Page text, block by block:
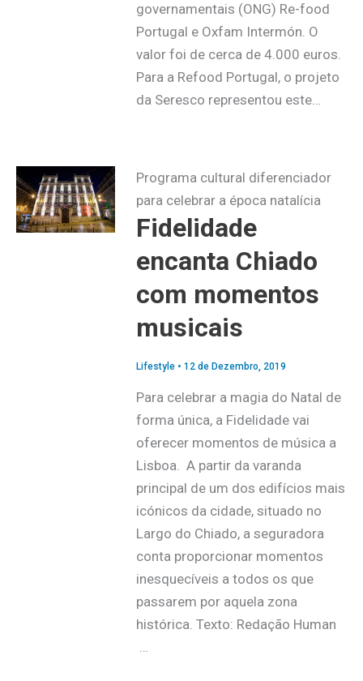
governamentais (ONG) Re-food
Portugal e Oxfam Intermón. O
valor foi de cerca de 4.000 euros.
Para a Refood Portugal, o projeto
da Seresco representou este…
Programa cultural diferenciador
para celebrar a época natalícia
Fidelidade
encanta Chiado
com momentos
musicais
Lifestyle• 12 de Dezembro, 2019
Para celebrar a magia do Natal de
forma única, a Fidelidade vai
oferecer momentos de música a
Lisboa. A partir da varanda
principal de um dos edifícios mais
icónicos da cidade, situado no
Largo do Chiado, a seguradora
conta proporcionar momentos
inesquecíveis a todos os que
passarem por aquela zona
histórica. Texto: Redação Human